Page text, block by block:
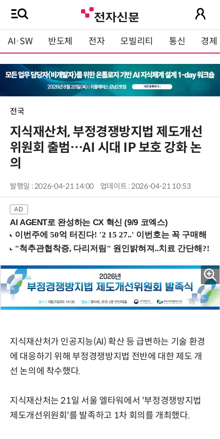
AI·SW 반도체 전자 모빌리티 통신 경제
전국
지식재산처, 부정경쟁방지법 제도개선
위원회 출범…AI 시대 IP 보호 강화 논
의
발행일 : 2026-04-21 14:00 업데이트 : 2026-04-21 10:53
AI AGENT로 완성하는 CX 혁신 (9/9 코엑스)
지식재산처가 인공지능(AI) 확산 등 급변하는 기술 환경
에 대응하기 위해 부정경쟁방지법 전반에 대한 제도 개
선 논의에 착수했다.
지식재산처는 21일 서울 엘타워에서 '부정경쟁방지법
제도개선위원회'를 발족하고 1차 회의를 개최했다.